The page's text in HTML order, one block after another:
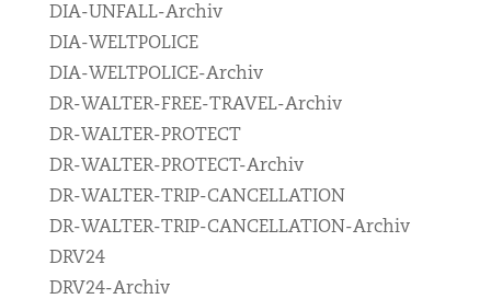
DIA-UNFALL-Archiv
DIA-WELTPOLICE
DIA-WELTPOLICE-Archiv
DR-WALTER-FREE-TRAVEL-Archiv
DR-WALTER-PROTECT
DR-WALTER-PROTECT-Archiv
DR-WALTER-TRIP-CANCELLATION
DR-WALTER-TRIP-CANCELLATION-Archiv
DRV24
DRV24-Archiv